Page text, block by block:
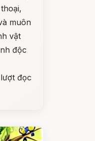
muôn
vật
độc
đọc